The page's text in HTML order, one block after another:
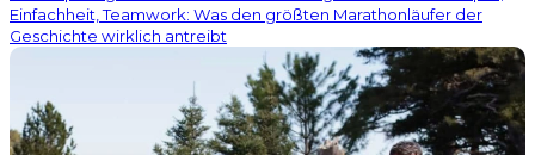
Einfachheit, Teamwork: Was den größten Marathonläufer der
Geschichte wirklich antreibt